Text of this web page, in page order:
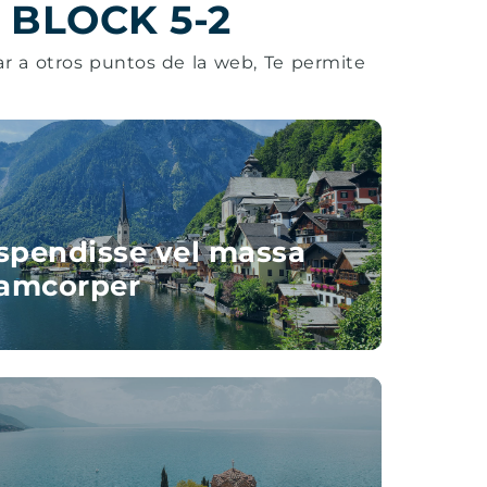
BLOCK 5-2
a otros puntos de la web, Te permite
vel massa